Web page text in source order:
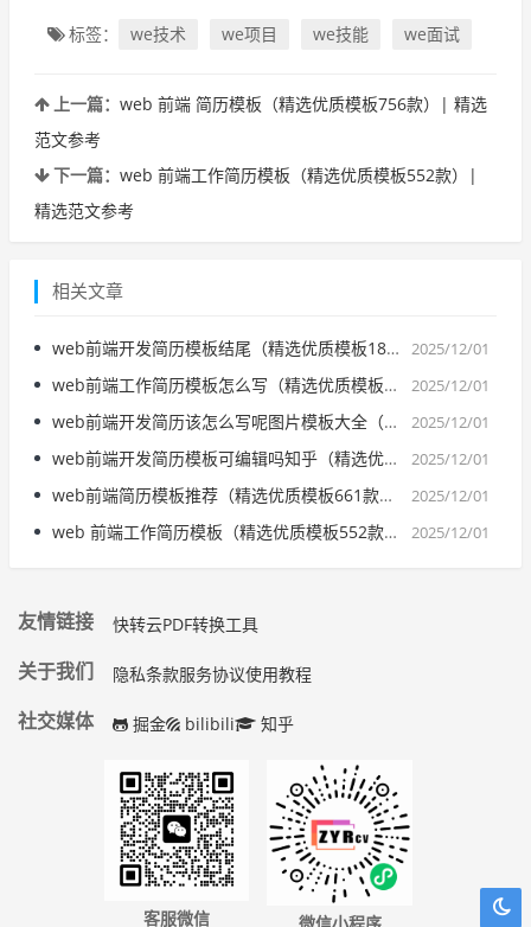
标签： we技术 we项目 we技能 we面试
上一篇： web 前端 简历模板（精选优质模板756款）| 精选
范文参考
下一篇： web 前端工作简历模板（精选优质模板552款）|
精选范文参考
相关文章
2025/12/01
web前端开发简历模板结尾（精选优质模板182款）| 精选范文参考
2025/12/01
web前端工作简历模板怎么写（精选优质模板451款）| 精选范文参考
2025/12/01
web前端开发简历该怎么写呢图片模板大全（精选优质模板139款）| 精选范文参考
2025/12/01
web前端开发简历模板可编辑吗知乎（精选优质模板938款）| 精选范文参考
2025/12/01
web前端简历模板推荐（精选优质模板661款）| 精选范文参考
2025/12/01
web 前端工作简历模板（精选优质模板552款）| 精选范文参考
友情链接 快转云PDF转换工具
关于我们 隐私条款服务协议使用教程
社交媒体 掘金 bilibili 知乎
客服微信